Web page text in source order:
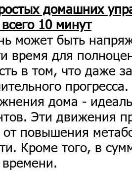
домашних
10 минут
может быть
время для
в том, что даже
дома -
Эти движения
повышения
Кроме того, в